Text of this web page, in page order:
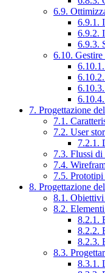
6.9.
6.9.1.
6.9.2.
6.9.3.
6.10.
7. Progettazione
7.1.
7.2. User
7.2.1.
7.3. Flussi di
7.4.
7.5.
8. Progettazione
8.1. Obiettivi
8.2.
8.2.1.
8.2.2.
8.2.3.
8.3.
8.3.1.